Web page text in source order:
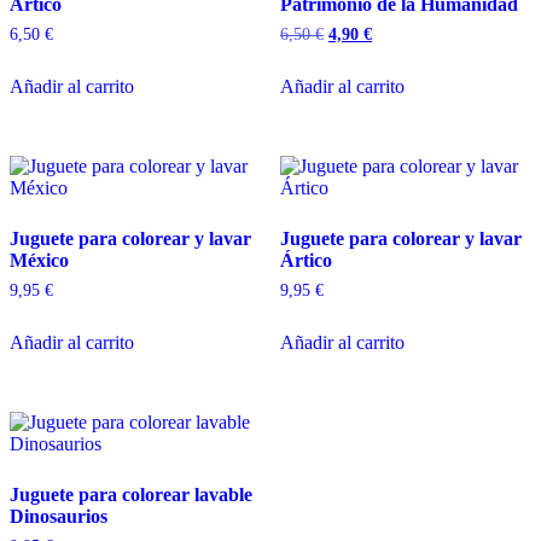
Ártico
6,50 €
Añadir al carrito
Patrimonio de la Humanidad
6,50€ 4,90 €
Añadir al carrito
Juguete para colorear y lavar
México
9,95 €
Añadir al carrito
Juguete para colorear y lavar
Ártico
9,95 €
Añadir al carrito
Juguete para colorear lavable
Dinosaurios